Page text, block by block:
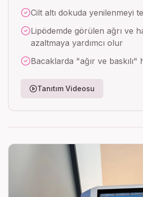
Cilt altı dokuda yenilenmeyi
Lipödemde görülen ağrı ve
azaltmaya yardımcı olur
Bacaklarda "ağır ve baskılı"
Tanıtım Videosu